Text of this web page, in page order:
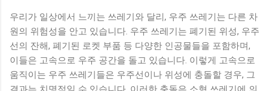
우리가 일상에서 느끼는 쓰레기와 달리, 우주 쓰레기는 다른 차
원의 위험성을 안고 있습니다. 우주 쓰레기는 폐기된 위성, 우주
선의 잔해, 폐기된 로켓 부품 등 다양한 인공물들을 포함하며,
이들은 고속으로 우주 공간을 돌고 있습니다. 이렇게 고속으로
움직이는 우주 쓰레기들은 우주선이나 위성에 충돌할 경우, 그